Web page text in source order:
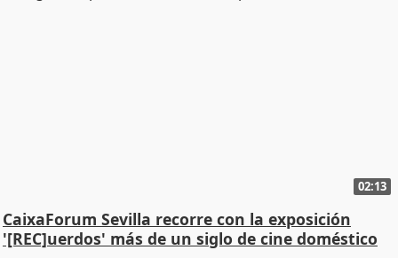
02:13
CaixaForum Sevilla recorre con la exposición
'[REC]uerdos' más de un siglo de cine doméstico